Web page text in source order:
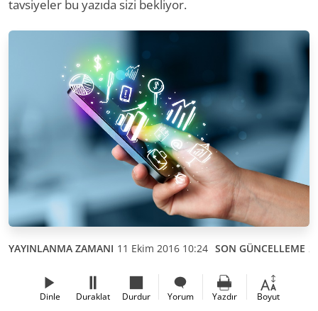
tavsiyeler bu yazıda sizi bekliyor.
YAYINLANMA ZAMANI 11 Ekim 2016 10:24 SON GÜNCELLEME
Dinle Duraklat Durdur Yorum Yazdır Boyut